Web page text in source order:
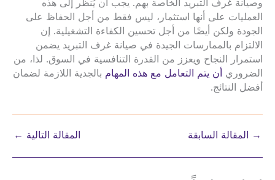
وصيانة غرف التبريد الخاصة بهم. يجب أن يُنظر إلى هذه
العمليات على أنها استثمار، ليس فقط من أجل الحفاظ على
الجودة ولكن أيضًا من أجل تحسين الكفاءة التشغيلية. إن
الالتزام بالممارسات الجيدة في صيانة غرف التبريد يضمن
استمرار النجاح ويعزز من القدرة التنافسية في السوق. لذا، من
الضروري
أن يتم التعامل مع هذه المهام بالجدية اللازمة لضمان
أفضل النتائج.
→ المقالة السابقة المقالة التالية ←